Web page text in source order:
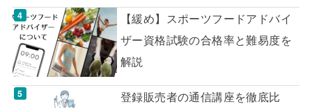
【緩め】スポーツフードアドバイ
ザー資格試験の合格率と難易度を
解説
登録販売者の通信講座を徹底比